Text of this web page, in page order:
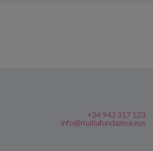
+34 943 317 123
info@matiafundazioa.eus